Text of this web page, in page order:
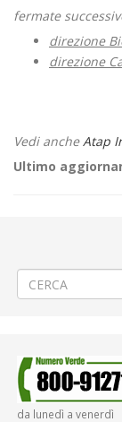
fermate
direzione
direzione
Vedi ancheAtap
Ultimo
da lunedì a venerdì